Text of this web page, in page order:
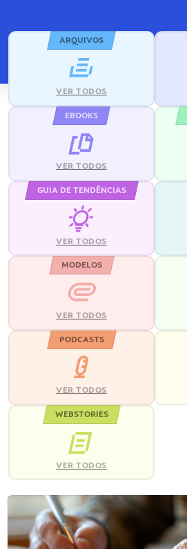
ARQUIVOS
VER TODOS
EBOOKS
VER TODOS
GUIA DE TENDÊNCIAS
VER TODOS
MODELOS
VER TODOS
PODCASTS
VER TODOS
WEBSTORIES
VER TODOS